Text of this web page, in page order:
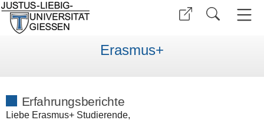
Erasmus+
Erfahrungsberichte
Liebe Erasmus+ Studierende,